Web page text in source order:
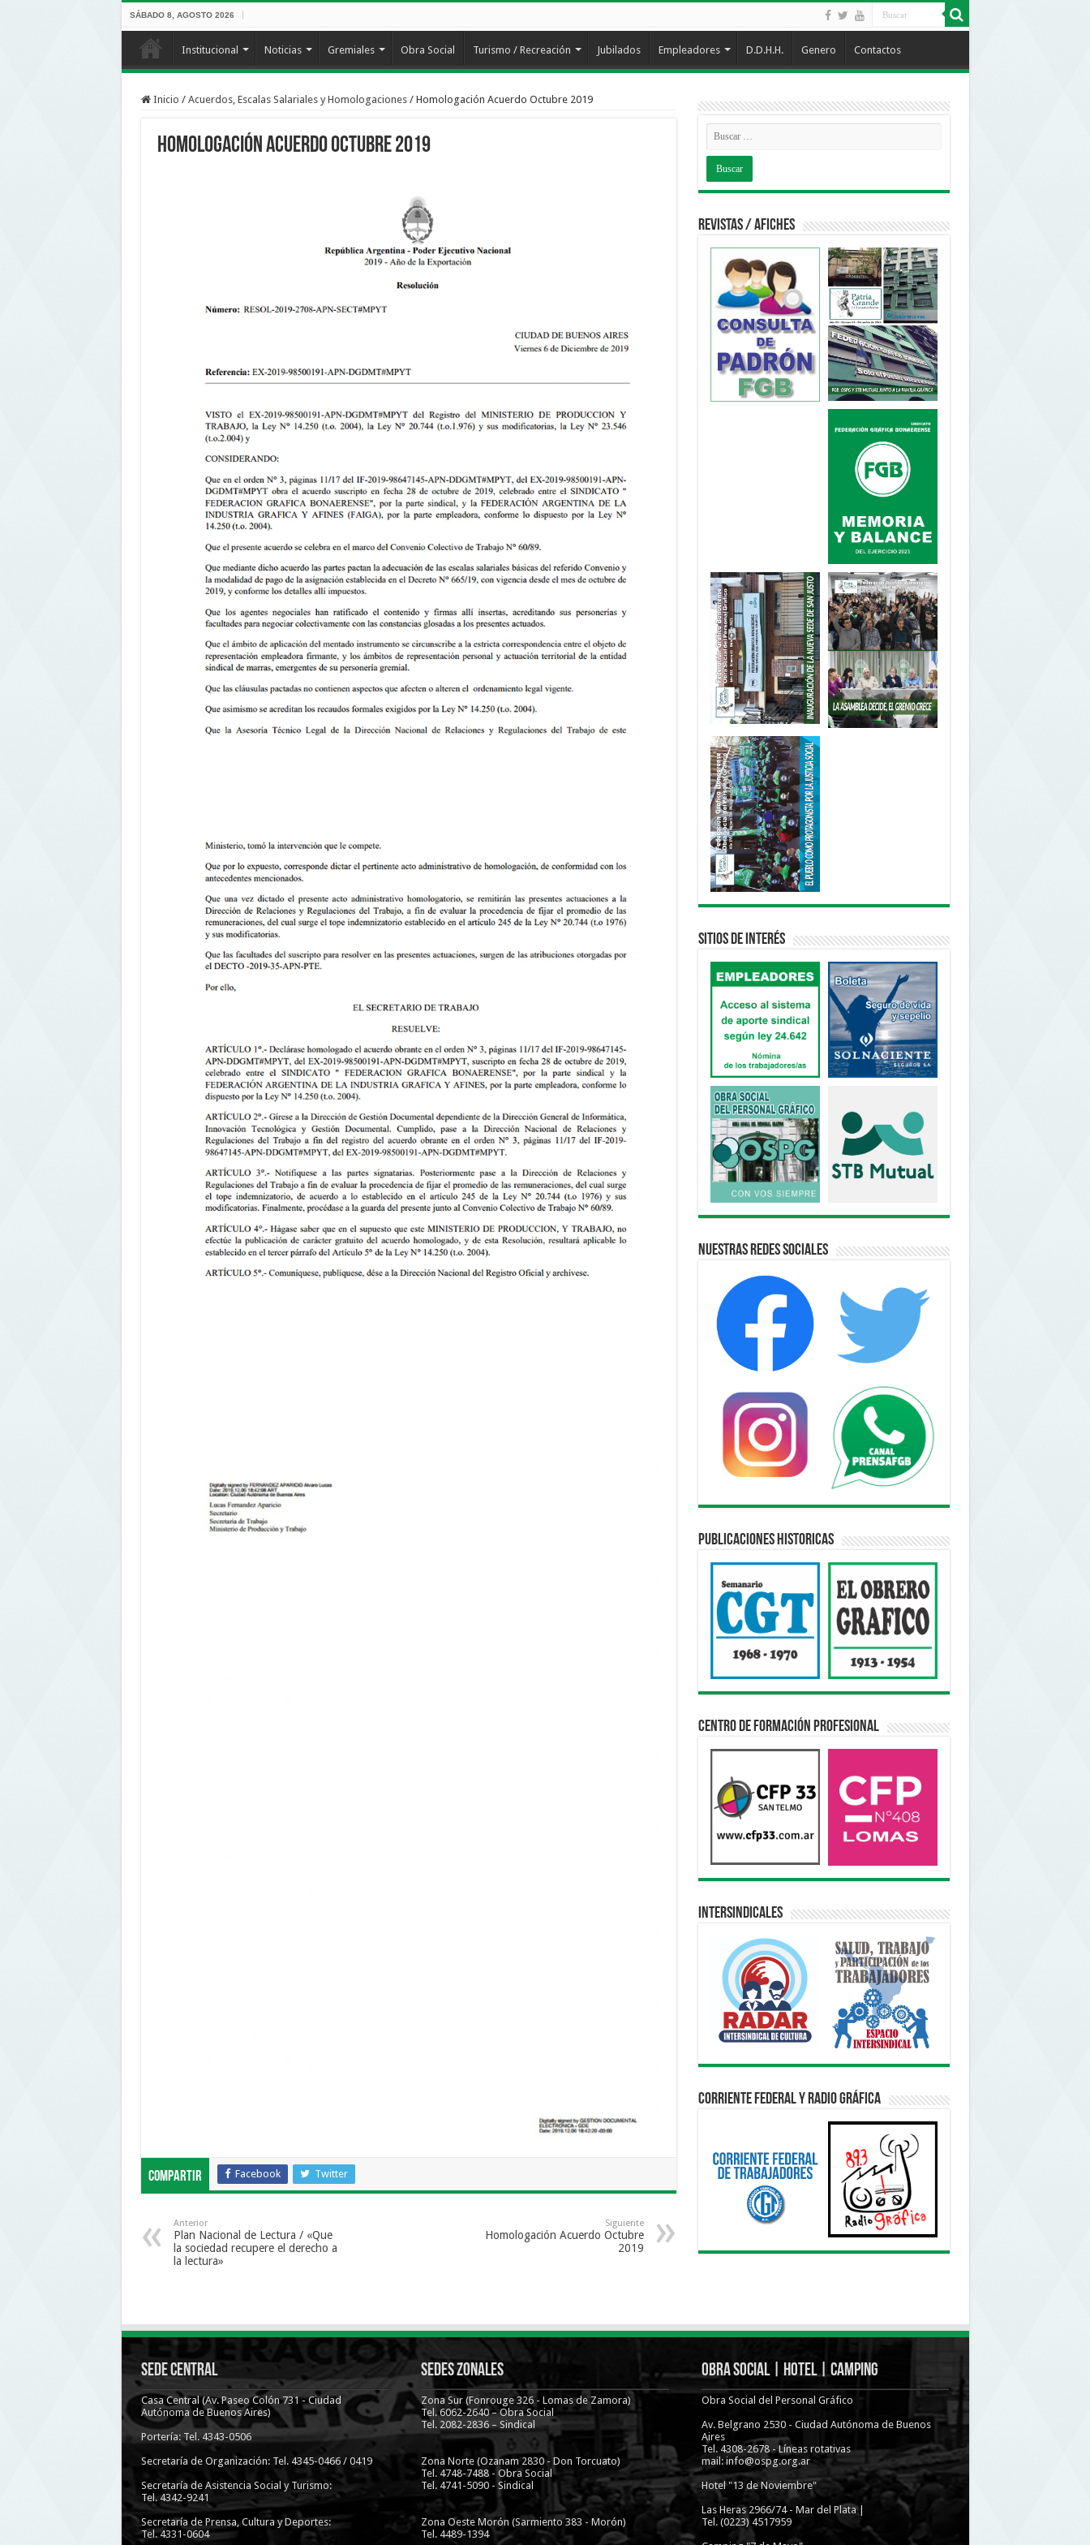
SÁBADO 8, AGOSTO 2026
Institucional Noticias Gremiales Obra Social Turismo / Recreación Jubilados Empleadores D.D.H.H. Genero Contactos
Inicio / Acuerdos, Escalas Salariales y Homologaciones / Homologación Acuerdo Octubre 2019
Homologación Acuerdo Octubre 2019
Compartir Facebook Twitter
Anterior
Plan Nacional de Lectura / «Que
la sociedad recupere el derecho a
la lectura»
Siguiente
Homologación Acuerdo Octubre
2019
Revistas / Afiches
Sitios de interés
Nuestras Redes Sociales
Publicaciones Historicas
Centro de Formación Profesional
Intersindicales
Corriente Federal y Radio Gráfica
Sede Central
Casa Central (Av. Paseo Colón 731 - Ciudad
Autónoma de Buenos Aires)
Portería: Tel. 4343-0506
Secretaría de Organización: Tel. 4345-0466 / 0419
Secretaría de Asistencia Social y Turismo:
Tel. 4342-9241
Secretaría de Prensa, Cultura y Deportes:
Tel. 4331-0604
Sedes Zonales
Zona Sur (Fonrouge 326 - Lomas de Zamora)
Tel. 6062-2640 – Obra Social
Tel. 2082-2836 – Sindical
Zona Norte (Ozanam 2830 - Don Torcuato)
Tel. 4748-7488 - Obra Social
Tel. 4741-5090 - Sindical
Zona Oeste Morón (Sarmiento 383 - Morón)
Tel. 4489-1394
Obra Social | Hotel | Camping
Obra Social del Personal Gráfico
Av. Belgrano 2530 - Ciudad Autónoma de Buenos
Aires
Tel. 4308-2678 - Líneas rotativas
mail: info@ospg.org.ar
Hotel "13 de Noviembre"
Las Heras 2966/74 - Mar del Plata |
Tel. (0223) 4517959